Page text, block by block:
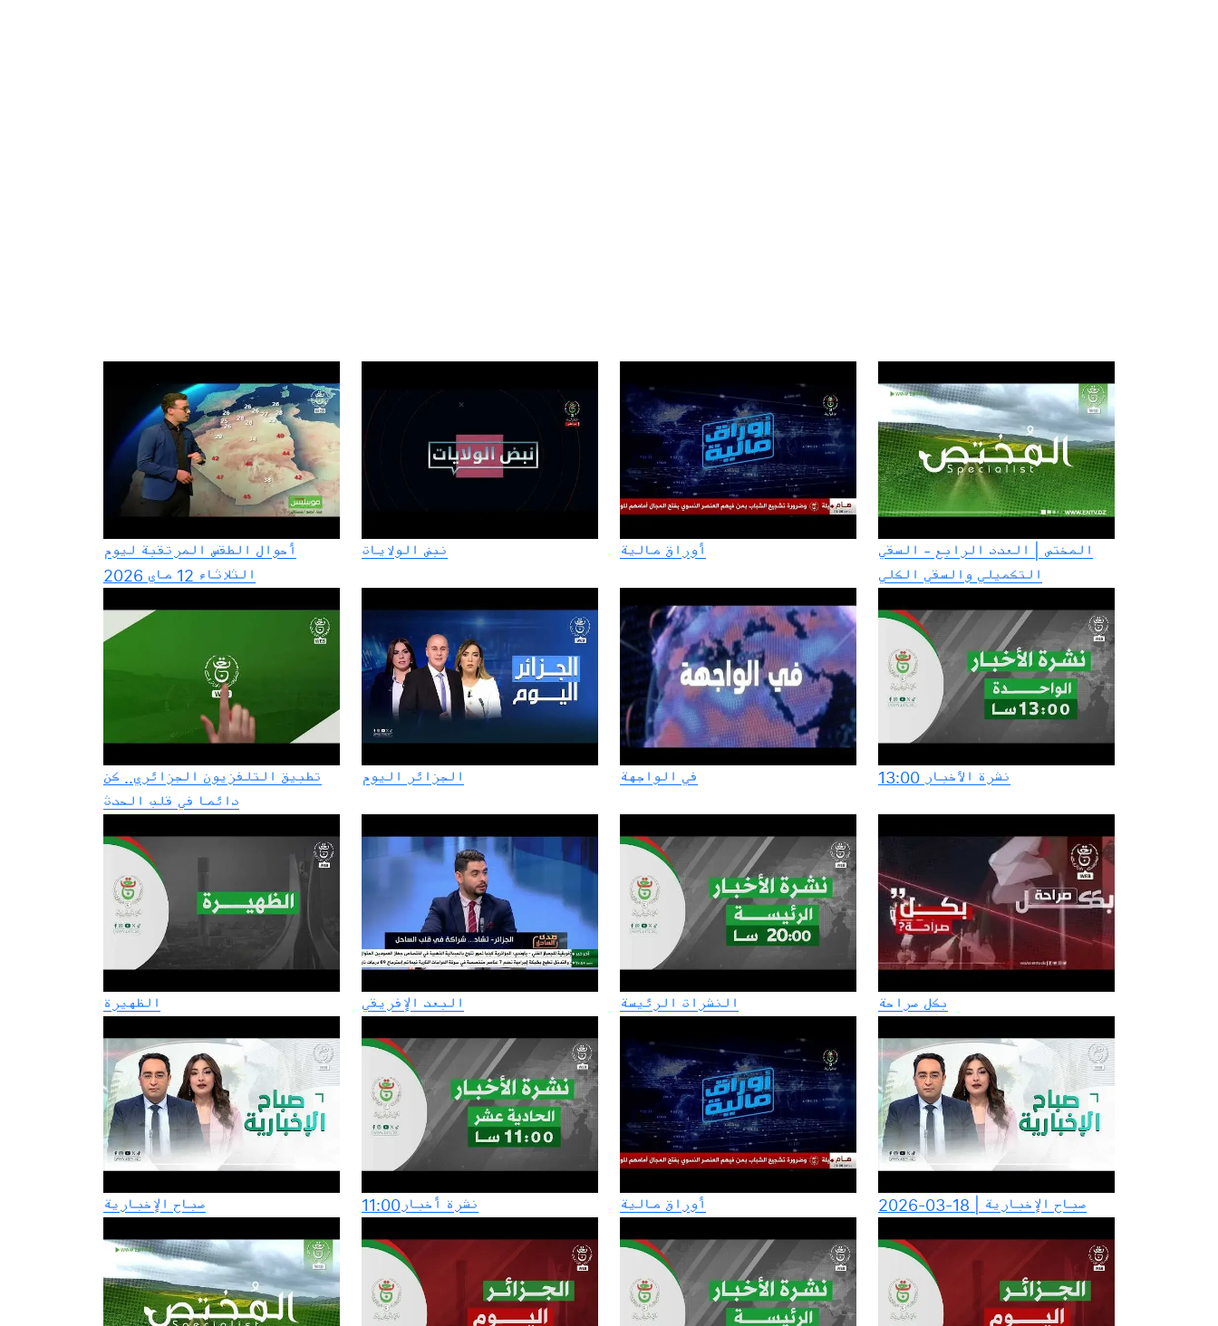
أحوال الطقس المرتقبة ليوم
الثلاثاء 12 ماي 2026
نبض الولايات أوراق مالية
المختص | العدد الرابع - السقي
التكميلي والسقي الكلي
تطبيق التلفزيون الجزائري.. كن
دائما في قلب الحدث
الجزائر اليوم في الواجهة نشرة الأخبار 13:00
الظهيرة البعد الإفريقي النشرات الرئيسة بكل صراحة
صباح الإخبارية نشرة أخبار11:00 أوراق مالية صباح الإخبارية | 18-03-2026